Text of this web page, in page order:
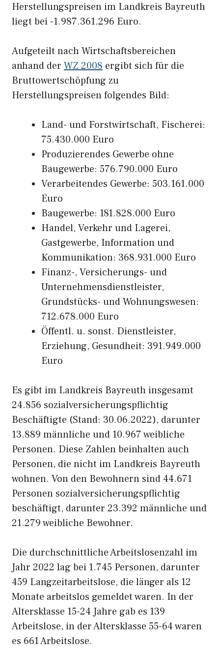
Herstellungspreisen im Landkreis Bayreuth
liegt bei -1.987.361.296 Euro.
Aufgeteilt nach Wirtschaftsbereichen
anhand der WZ 2008 ergibt sich für die
Bruttowertschöpfung zu
Herstellungspreisen folgendes Bild:
Land- und Forstwirtschaft, Fischerei:
75.430.000 Euro
Produzierendes Gewerbe ohne
Baugewerbe: 576.790.000 Euro
Verarbeitendes Gewerbe: 503.161.000
Euro
Baugewerbe: 181.828.000 Euro
Handel, Verkehr und Lagerei,
Gastgewerbe, Information und
Kommunikation: 368.931.000 Euro
Finanz-, Versicherungs- und
Unternehmensdienstleister,
Grundstücks- und Wohnungswesen:
712.678.000 Euro
Öffentl. u. sonst. Dienstleister,
Erziehung, Gesundheit: 391.949.000
Euro
Es gibt im Landkreis Bayreuth insgesamt
24.856 sozialversicherungspflichtig
Beschäftigte (Stand: 30.06.2022), darunter
13.889 männliche und 10.967 weibliche
Personen. Diese Zahlen beinhalten auch
Personen, die nicht im Landkreis Bayreuth
wohnen. Von den Bewohnern sind 44.671
Personen sozialversicherungspflichtig
beschäftigt, darunter 23.392 männliche und
21.279 weibliche Bewohner.
Die durchschnittliche Arbeitslosenzahl im
Jahr 2022 lag bei 1.745 Personen, darunter
459 Langzeitarbeitslose, die länger als 12
Monate arbeitslos gemeldet waren. In der
Altersklasse 15-24 Jahre gab es 139
Arbeitslose, in der Altersklasse 55-64 waren
es 661 Arbeitslose.